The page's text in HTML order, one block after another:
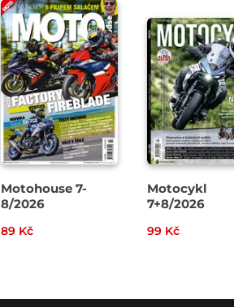
Motohouse 7-
8/2026
89 Kč
Motocykl
7+8/2026
99 Kč